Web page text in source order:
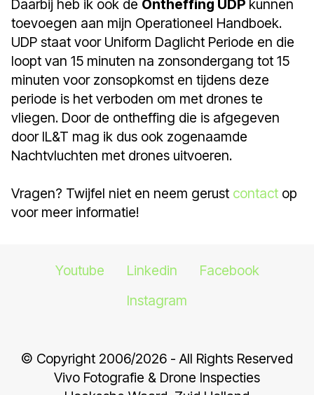
Daarbij heb ik ook de Ontheffing UDP kunnen
toevoegen aan mijn Operationeel Handboek.
UDP staat voor Uniform Daglicht Periode en die
loopt van 15 minuten na zonsondergang tot 15
minuten voor zonsopkomst en tijdens deze
periode is het verboden om met drones te
vliegen. Door de ontheffing die is afgegeven
door IL&T mag ik dus ook zogenaamde
Nachtvluchten met drones uitvoeren.
Vragen? Twijfel niet en neem gerust contact op
voor meer informatie!
© Copyright 2006/2026 - All Rights Reserved
Vivo Fotografie & Drone Inspecties
Youtube Linkedin
Facebook
Instagram